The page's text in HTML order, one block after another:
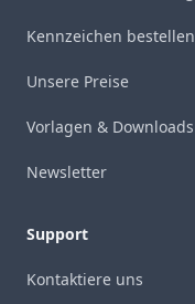
Kennzeichen bestellen
Unsere Preise
Vorlagen & Downloads
Newsletter
Support
Kontaktiere uns